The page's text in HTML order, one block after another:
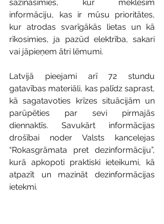
sazināsimies, kur meklēsim
informāciju, kas ir mūsu prioritātes,
kur atrodas svarīgākās lietas un kā
rīkosimies, ja pazūd elektrība, sakari
vai jāpieņem ātri lēmumi.
Latvijā pieejami arī 72 stundu
gatavības materiāli, kas palīdz saprast,
kā sagatavoties krīzes situācijām un
parūpēties par sevi pirmajās
diennaktīs. Savukārt informācijas
drošībai noder Valsts kancelejas
“Rokasgrāmata pret dezinformāciju”,
kurā apkopoti praktiski ieteikumi, kā
atpazīt un mazināt dezinformācijas
ietekmi.